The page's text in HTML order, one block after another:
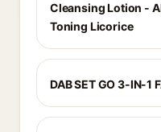
Cleansing Lotion -
Toning Licorice
DAB SET GO 3-IN-1